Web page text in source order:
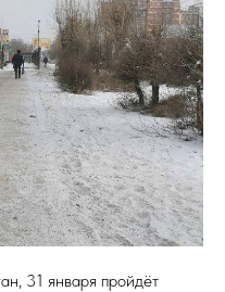
31 января пройдёт